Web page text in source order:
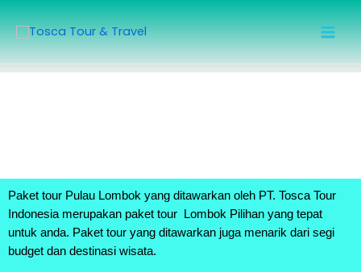
Skip
to
content
Paket tour Pulau Lombok yang ditawarkan oleh PT. Tosca Tour
Indonesia merupakan paket tour Lombok Pilihan yang tepat
untuk anda. Paket tour yang ditawarkan juga menarik dari segi
budget dan destinasi wisata.